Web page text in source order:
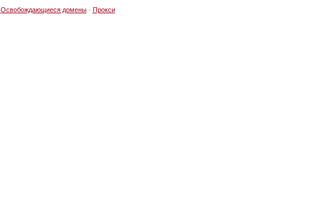
Освобождающиеся домены· Прокси